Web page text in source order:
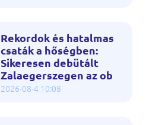
Rekordok és hatalmas
csaták a hőségben:
Sikeresen debütált
Zalaegerszegen az ob
2026-08-4 10:08